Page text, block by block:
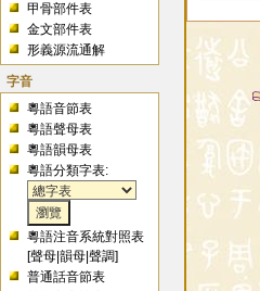
甲骨部件表
金文部件表
形義源流通解
字音
粵語音節表
粵語聲母表
粵語韻母表
粵語分類字表:
粵語注音系統對照表
[聲母 |韻母 |聲調]
普通話音節表